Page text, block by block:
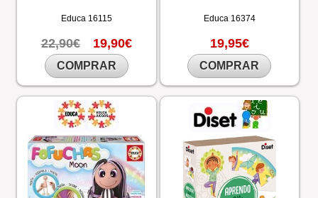
Educa 16115
22,90€ 19,90€
COMPRAR
Educa 16374
19,95€
COMPRAR